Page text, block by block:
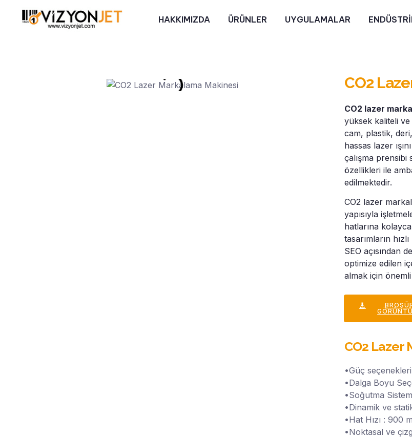
HAKKIMIZDA ÜRÜNLER UYGULAMALAR
CO2
CO2 lazer
yüksek kaliteli ve
cam, plastik,
hassas lazer
çalışma
özellikleri ile
edilmektedir.
CO2 lazer
yapısıyla
hatlarına
tasarımların
SEO açısından
optimize edilen
almak için
CO2
•Güç
•Dalga Boyu
•Soğutma
•Dinamik ve
•Hat Hızı : 900
•Noktasal ve